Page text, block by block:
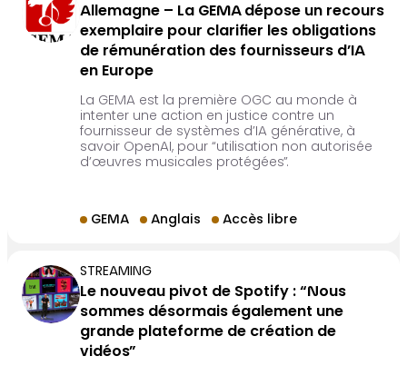
Allemagne – La GEMA dépose un recours
exemplaire pour clarifier les obligations
de rémunération des fournisseurs d’IA
en Europe
La GEMA est la première OGC au monde à
intenter une action en justice contre un
fournisseur de systèmes d’IA générative, à
savoir OpenAI, pour “utilisation non autorisée
d’œuvres musicales protégées”.
GEMA Anglais Accès libre
STREAMING
Le nouveau pivot de Spotify : “Nous
sommes désormais également une
grande plateforme de création de
vidéos”